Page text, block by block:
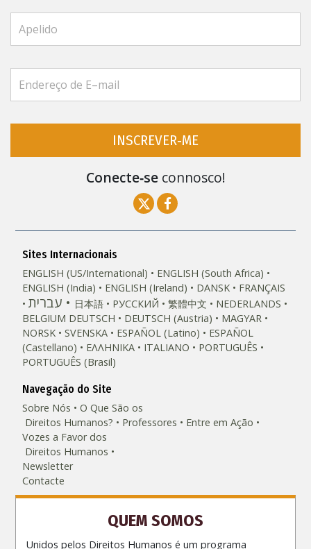
INSCREVER‑ME
Conecte‑seconnosco!
Sites Internacionais
ENGLISH (US/International)
ENGLISH (South Africa)
ENGLISH (India)
ENGLISH (Ireland) DANSK FRANÇAIS
עברית 日本語 РУССКИЙ 繁體中文
NEDERLANDS
BELGIUM DEUTSCH DEUTSCH (Austria)
MAGYAR
NORSK
SVENSKA ESPAÑOL (Latino)
ESPAÑOL
(Castellano)
ΕΛΛΗΝΙΚA ITALIANO
PORTUGUÊS
PORTUGUÊS (Brasil)‎
Navegação do Site
Sobre Nós
O Que São os
Direitos Humanos?
Professores
Entre em Ação
Vozes a Favor dos
Direitos Humanos
Newsletter
Contacte
QUEM SOMOS
Unidos pelos Direitos Humanos é um programa